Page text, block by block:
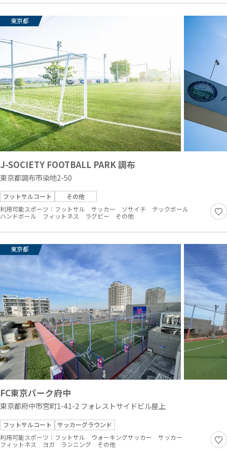
東京都
J-SOCIETY FOOTBALL PARK 調布
東京都調布市染地2-50
フットサルコート
その他
利用可能スポーツ： フットサル サッカー ソサイチ
テックボール
ハンドボール
フィットネス ラグビー その他
東京都
FC東京パーク府中
東京都府中市宮町1-41-2 フォレストサイドビル屋上
フットサルコート
サッカーグラウンド
利用可能スポーツ： フットサル ウォーキングサッカー
サッカー
フィットネス
ヨガ ランニング その他